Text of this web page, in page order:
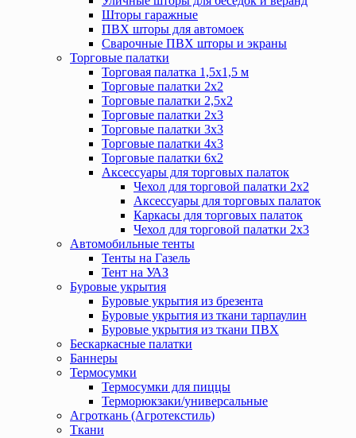
Шторы гаражные
ПВХ шторы для автомоек
Сварочные ПВХ шторы и экраны
Торговые палатки
Торговая палатка 1,5х1,5 м
Торговые палатки 2х2
Торговые палатки 2,5х2
Торговые палатки 2х3
Торговые палатки 3х3
Торговые палатки 4х3
Торговые палатки 6х2
Аксессуары для торговых палаток
Чехол для торговой палатки 2х2
Аксессуары для торговых палаток
Каркасы для торговых палаток
Чехол для торговой палатки 2х3
Автомобильные тенты
Тенты на Газель
Тент на УАЗ
Буровые укрытия
Буровые укрытия из брезента
Буровые укрытия из ткани тарпаулин
Буровые укрытия из ткани ПВХ
Бескаркасные палатки
Баннеры
Термосумки
Термосумки для пиццы
Терморюкзаки/универсальные
Агроткань (Агротекстиль)
Ткани